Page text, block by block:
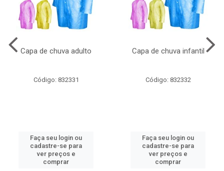
Capa de chuva adulto
Código: 832331
Faça seu login ou
cadastre-se para
ver preços e
comprar
Capa de chuva infantil
Código: 832332
Faça seu login ou
cadastre-se para
ver preços e
comprar